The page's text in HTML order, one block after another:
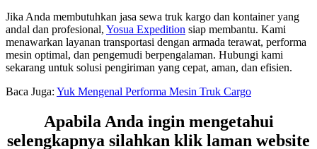
Jika Anda membutuhkan jasa sewa truk kargo dan kontainer yang
andal dan profesional, Yosua Expedition siap membantu. Kami
menawarkan layanan transportasi dengan armada terawat, performa
mesin optimal, dan pengemudi berpengalaman. Hubungi kami
sekarang untuk solusi pengiriman yang cepat, aman, dan efisien.
Baca Juga: Yuk Mengenal Performa Mesin Truk Cargo
Apabila Anda ingin mengetahui
selengkapnya silahkan klik laman website